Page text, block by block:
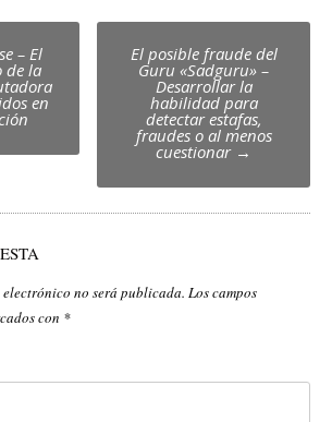
– El
de la
en
El posible fraude del
Guru «Sadguru» –
Desarrollar la
habilidad para
detectar estafas,
fraudes o al menos
cuestionar →
no será publicada. Los campos
con *